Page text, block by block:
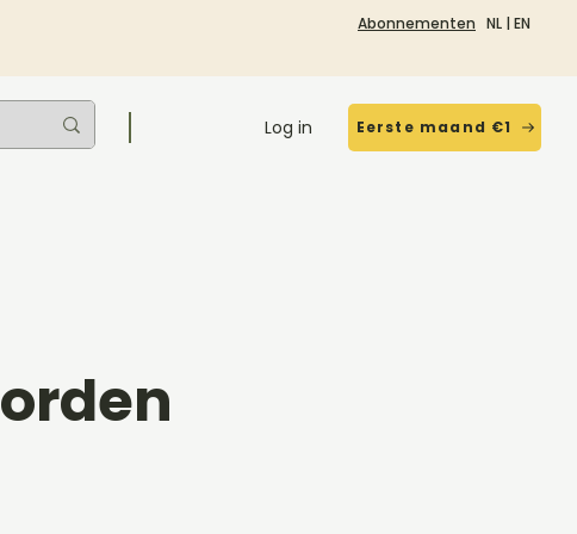
Abonnementen NL | EN
Log in Eerste maand €1